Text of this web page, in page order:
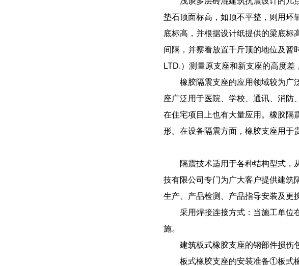
垫石顶面标高，如顶不平整，则用环
底标高，并根据设计纸提供的梁底标
间隔，并察看放置千斤顶的地位及暂
LTD.）测量原支座和新支座的高度差
橡胶隔震支座的应用领域较为广
座广泛用于医院、学校、通讯、消
在住宅项目上也有大量应用。橡胶隔
形。在设备隔震方面，橡胶支座用于
隔震技术适用于各种结构型式，
技有限公司专门为广大客户提供建筑
生产、产品检测、产品指导安装及更
采用焊接连接方式：当施工单位
施。
建筑板式橡胶支座的钢部件损伤
板式橡胶支座的安装准备①板式